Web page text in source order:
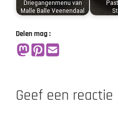
Driegangenmenu van
Malle Balle Veenendaal
Delen mag :
Geef een reactie